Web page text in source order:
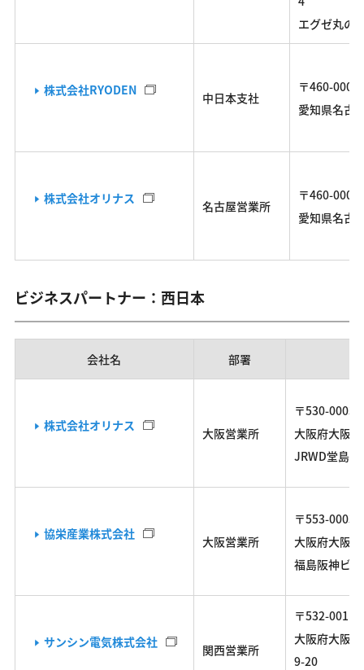
エグゼ丸の
株式会社RYODEN 中日本支社
〒460-0003
愛知県名古
株式会社オリナス 名古屋営業所
〒460-0008
愛知県名古
ビジネスパートナー：西日本
会社名 部署
株式会社オリナス 大阪営業所
〒530-0003
大阪府大阪
JRWD堂島
協栄産業株式会社 大阪営業所
〒553-0003
大阪府大阪
福島阪神ビ
サンシン電気株式会社 関西営業所
〒532-0011
大阪府大阪
9-20